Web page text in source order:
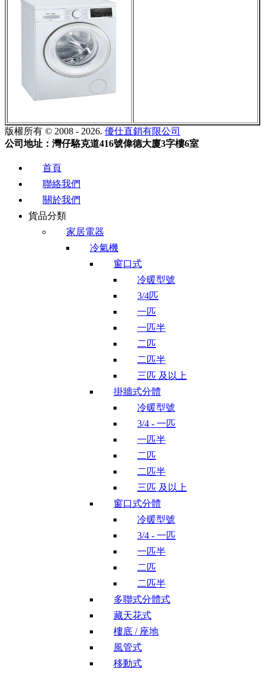
版權所有 © 2008 - 2026. 優仕直銷有限公司
公司地址：灣仔駱克道416號偉德大廈3字樓6室
首頁
聯絡我們
關於我們
貨品分類
家居電器
冷氣機
窗口式
冷暖型號
3/4匹
一匹
一匹半
二匹
二匹半
三匹 及以上
掛牆式分體
冷暖型號
3/4 - 一匹
一匹半
二匹
二匹半
三匹 及以上
窗口式分體
冷暖型號
3/4 - 一匹
一匹半
二匹
二匹半
多聯式分體式
藏天花式
樓底 / 座地
風管式
移動式